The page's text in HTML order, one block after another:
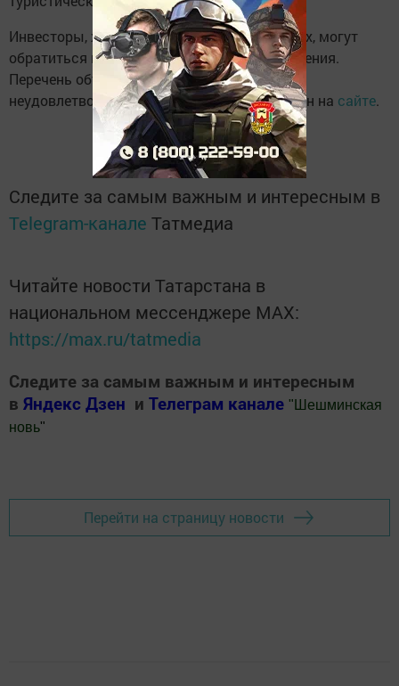
Инвесторы, желающие участвовать в торгах, могут
обратиться в органы местного самоуправления.
Перечень объектов культурного наследия в
неудовлетворительном состоянии размещен на сайте.
Следите за самым важным и интересным в
Telegram-канале Татмедиа
Читайте новости Татарстана в
национальном мессенджере MАХ:
https://max.ru/tatmedia
Следите за самым важным и интересным
в Яндекс Дзен и Телеграм канале " Шешминская
новь"
Перейти на страницу новости